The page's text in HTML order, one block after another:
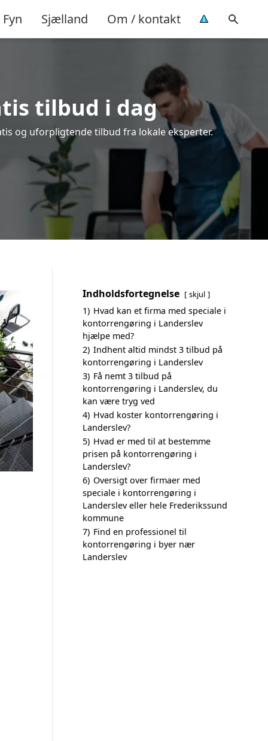
Fyn Sjælland Om / kontakt
tilbud i dag
og uforpligtende tilbud fra lokale eksperter.
Indholdsfortegnelse skjul
1) Hvad kan et firma med speciale i
kontorrengøring i Landerslev
hjælpe med?
2) Indhent altid mindst 3 tilbud på
kontorrengøring i Landerslev
3) Få nemt 3 tilbud på
kontorrengøring i Landerslev, du
kan være tryg ved
4) Hvad koster kontorrengøring i
Landerslev?
5) Hvad er med til at bestemme
prisen på kontorrengøring i
Landerslev?
6) Oversigt over firmaer med
speciale i kontorrengøring i
Landerslev eller hele Frederikssund
kommune
7) Find en professionel til
kontorrengøring i byer nær
Landerslev